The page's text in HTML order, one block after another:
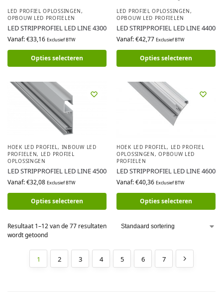
LED PROFIEL OPLOSSINGEN,
OPBOUW LED PROFIELEN
LED STRIPPROFIEL LED LINE 4300
Vanaf:€33,16 Exclusief BTW
Opties selecteren
LED PROFIEL OPLOSSINGEN,
OPBOUW LED PROFIELEN
LED STRIPPROFIEL LED LINE 4400
Vanaf:€42,77 Exclusief BTW
Opties selecteren
HOEK LED PROFIEL, INBOUW LED
PROFIELEN, LED PROFIEL
OPLOSSINGEN
LED STRIPPROFIEL LED LINE 4500
Vanaf:€32,08 Exclusief BTW
Opties selecteren
HOEK LED PROFIEL, LED PROFIEL
OPLOSSINGEN,OPBOUW LED
PROFIELEN
LED STRIPPROFIEL LED LINE 4600
Vanaf:€40,36 Exclusief BTW
Opties selecteren
Resultaat 1–12 van de 77 resultaten
wordt getoond
1 2 3 4 5 6 7